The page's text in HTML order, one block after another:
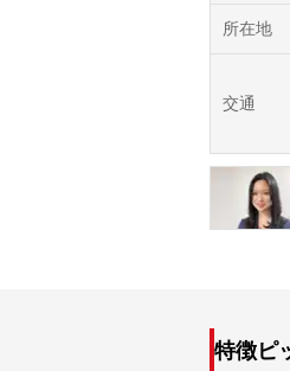
所在地
交通
特徴ピ